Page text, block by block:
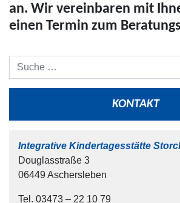
an. Wir vereinbaren mit
einen Termin zum
Suche
KONTAKT
Integrative Kindertagesstätte
Douglasstraße 3
06449 Aschersleben
Tel. 03473 – 22 10 79